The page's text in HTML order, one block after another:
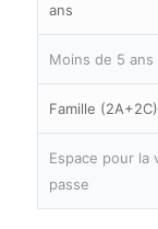
ans
Moins de 5 ans
Famille (2A+2C)
Espace pour la
passe